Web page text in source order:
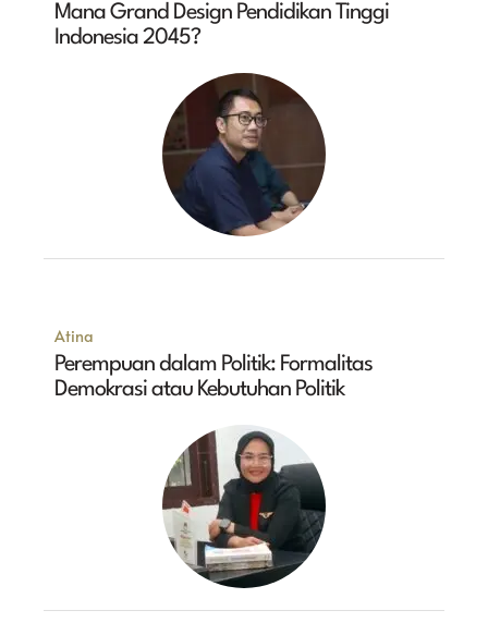
Mana Grand Design Pendidikan Tinggi
Indonesia 2045?
Atina
Perempuan dalam Politik: Formalitas
Demokrasi atau Kebutuhan Politik